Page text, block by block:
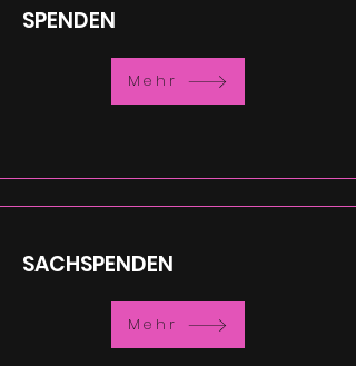
SPENDEN
Mehr
SACHSPENDEN
Mehr